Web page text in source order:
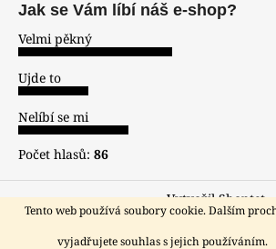
Tento web používá soubory cookie. Dalším
vyjadřujete souhlas s jejich používáním.
Sleva pro registrované zákazníky!!!
Jak se Vám líbí náš e-shop?
Velmi pěkný
Ujde to
Nelíbí se mi
Počet hlasů: 86
Vytvořil Shoptet